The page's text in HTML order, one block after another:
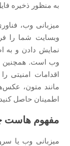
به منظور ذخیره
میزبانی وب،
وبسایت شما را
نمایش دادن و به
وب است. همچنین
اقدامات امنیتی
مانند متون،
اطمینان حاصل
مفهوم
میزبانی وب یا